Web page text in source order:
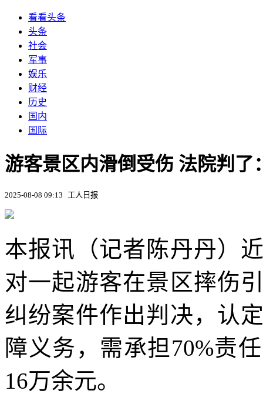
看看头条
头条
社会
军事
娱乐
财经
历史
国内
国际
游客景区内滑倒受伤 法院判了
2025-08-08 09:13 工人日报
本报讯（记者陈丹丹）
对一起游客在景区摔伤
纠纷案件作出判决，认
障义务，需承担70%责
16万余元。